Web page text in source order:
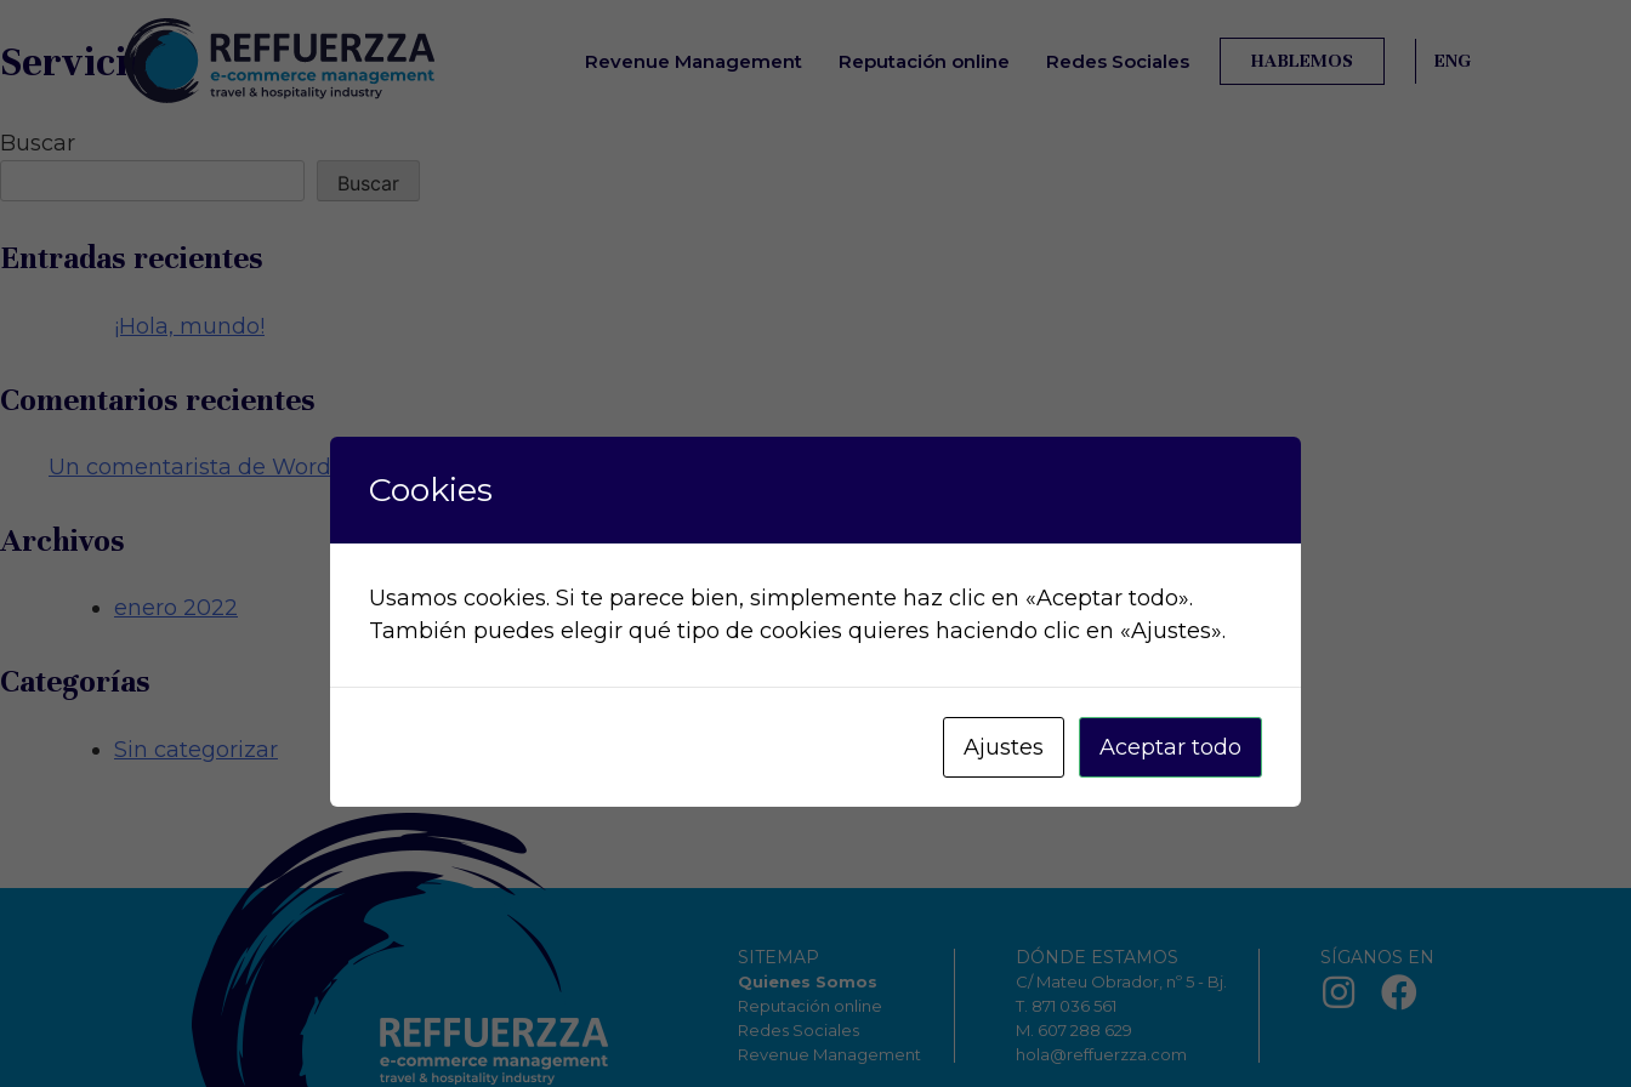
Revenue Management Reputación online Redes Sociales HABLEMOS ENG
Servicios
Buscar
Buscar
Entradas recientes
¡Hola, mundo!
Comentarios recientes
Un comentarista de WordPress
Archivos
enero 2022
Categorías
Sin categorizar
SITEMAP
Quienes Somos
Reputación online
Redes Sociales
Revenue Management
DÓNDE ESTAMOS
C/ Mateu Obrador, nº 5 - Bj.
T. 871 036 561
M. 607 288 629
hola@reffuerzza.com
SÍGANOS EN
Cookies
Usamos cookies. Si te parece bien, simplemente haz clic en «Aceptar todo».
También puedes elegir qué tipo de cookies quieres haciendo clic en «Ajustes».
Ajustes Aceptar todo